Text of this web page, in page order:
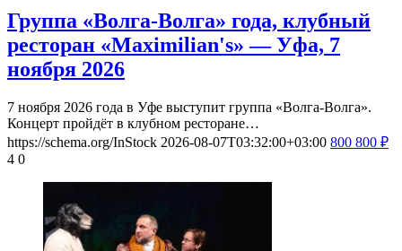
Группа «Волга-Волга» года, клубный
ресторан «Maximilian's» — Уфа, 7
ноября 2026
7 ноября 2026 года в Уфе выступит группа «Волга-Волга».
Концерт пройдёт в клубном ресторане…
https://schema.org/InStock 2026-08-07T03:32:00+03:00 800 800 ₽
4 0